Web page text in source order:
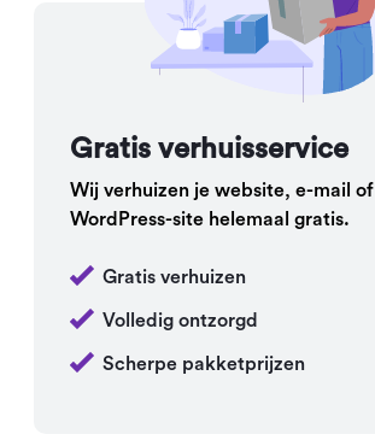
Gratis verhuisservice
Wij verhuizen je website, e-mail of
WordPress-site helemaal gratis.
Gratis verhuizen
Volledig ontzorgd
Scherpe pakketprijzen